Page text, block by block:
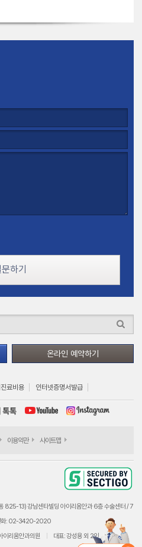
하기
온라인 예약하기
료비용 인터넷증명서발급
이용약관 사이트맵
13) 강남센타빌딩 아이리움안과 6층 수술센터 / 7
화: 02-3420-2020
이리움안과의원 대표: 강성용 외 2인